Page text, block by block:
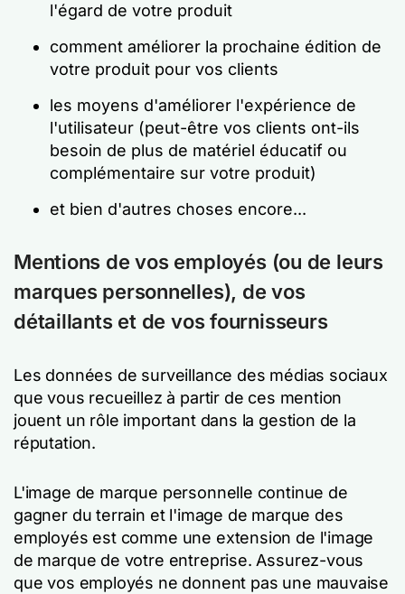
l'égard de votre produit
comment améliorer la prochaine édition de
votre produit pour vos clients
les moyens d'améliorer l'expérience de
l'utilisateur (peut-être vos clients ont-ils
besoin de plus de matériel éducatif ou
complémentaire sur votre produit)
et bien d'autres choses encore...
Mentions de vos employés (ou de leurs
marques personnelles), de vos
détaillants et de vos fournisseurs
Les données de surveillance des médias sociaux
que vous recueillez à partir de ces mention
jouent un rôle important dans la gestion de la
réputation.
L'image de marque personnelle continue de
gagner du terrain et l'image de marque des
employés est comme une extension de l'image
de marque de votre entreprise. Assurez-vous
que vos employés ne donnent pas une mauvaise